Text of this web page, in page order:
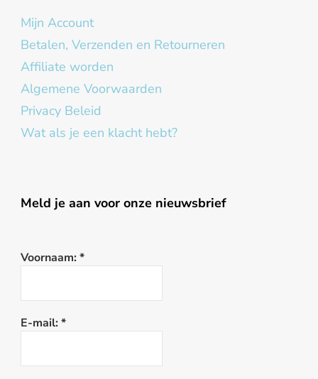
Mijn Account
Betalen, Verzenden en Retourneren
Affiliate worden
Algemene Voorwaarden
Privacy Beleid
Wat als je een klacht hebt?
Meld je aan voor onze nieuwsbrief
Voornaam: *
E-mail: *